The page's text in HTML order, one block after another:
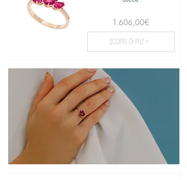
1.606,00€
SCOPRI DI PIU' >